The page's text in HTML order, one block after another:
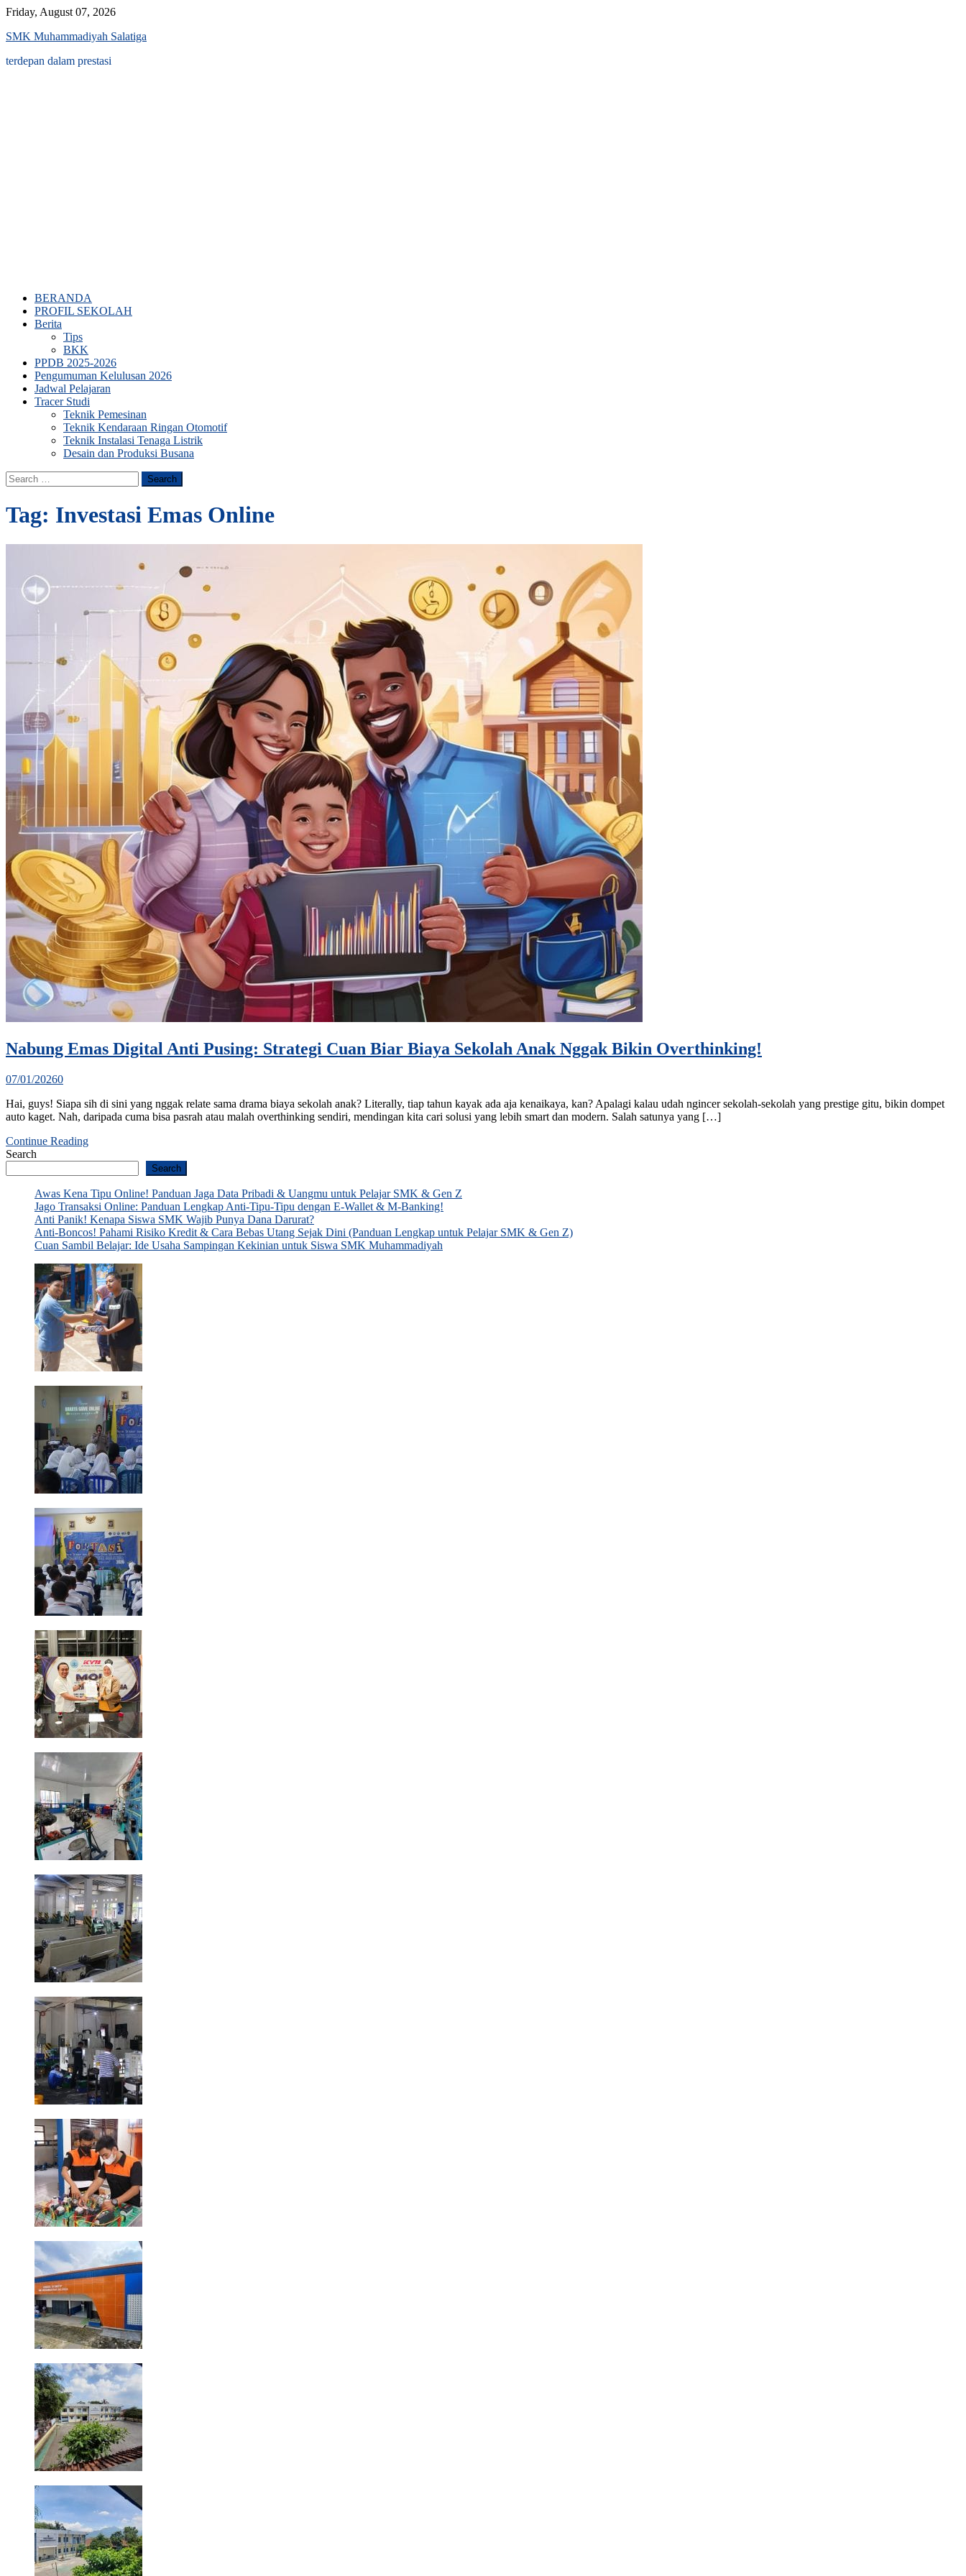
Skip
content
Friday, August 07, 2026
SMK Muhammadiyah Salatiga
terdepan dalam prestasi
BERANDA
PROFIL SEKOLAH
Berita
Tips
BKK
PPDB 2025-2026
Pengumuman Kelulusan 2026
Jadwal Pelajaran
Tracer Studi
Teknik Pemesinan
Teknik Kendaraan Ringan Otomotif
Teknik Instalasi Tenaga Listrik
Desain dan Produksi Busana
Search
for:
Tag: Investasi Emas Online
Nabung Emas Digital Anti Pusing: Strategi Cuan Biar Biaya Sekolah Anak Nggak Bikin Overthinking!
07/01/20260
Hai, guys! Siapa sih di sini yang nggak relate sama drama biaya sekolah anak? Literally, tiap tahun kayak ada aja kenaikaya, kan? Apalagi kalau udah ngincer sekolah-sekolah yang prestige gitu, bikin dompet
auto kaget. Nah, daripada cuma bisa pasrah atau malah overthinking sendiri, mendingan kita cari solusi yang lebih smart dan modern. Salah satunya yang […]
Continue Reading
Search
Search
Awas Kena Tipu Online! Panduan Jaga Data Pribadi & Uangmu untuk Pelajar SMK & Gen Z
Jago Transaksi Online: Panduan Lengkap Anti-Tipu-Tipu dengan E-Wallet & M-Banking!
Anti Panik! Kenapa Siswa SMK Wajib Punya Dana Darurat?
Anti-Boncos! Pahami Risiko Kredit & Cara Bebas Utang Sejak Dini (Panduan Lengkap untuk Pelajar SMK & Gen Z)
Cuan Sambil Belajar: Ide Usaha Sampingan Kekinian untuk Siswa SMK Muhammadiyah